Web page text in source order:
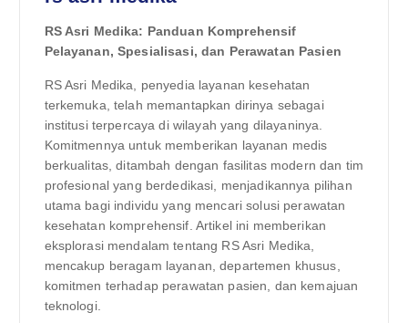
RS Asri Medika: Panduan Komprehensif
Pelayanan, Spesialisasi, dan Perawatan Pasien
RS Asri Medika, penyedia layanan kesehatan
terkemuka, telah memantapkan dirinya sebagai
institusi terpercaya di wilayah yang dilayaninya.
Komitmennya untuk memberikan layanan medis
berkualitas, ditambah dengan fasilitas modern dan tim
profesional yang berdedikasi, menjadikannya pilihan
utama bagi individu yang mencari solusi perawatan
kesehatan komprehensif. Artikel ini memberikan
eksplorasi mendalam tentang RS Asri Medika,
mencakup beragam layanan, departemen khusus,
komitmen terhadap perawatan pasien, dan kemajuan
teknologi.